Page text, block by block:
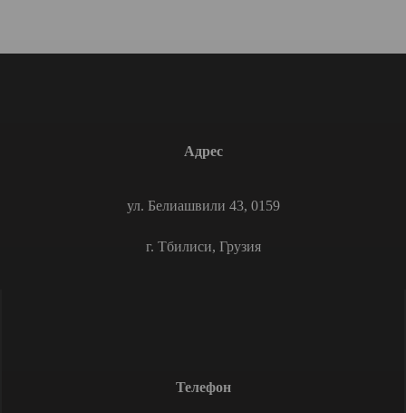
Адрес
ул. Белиашвили 43, 0159
г. Тбилиси, Грузия
Телефон